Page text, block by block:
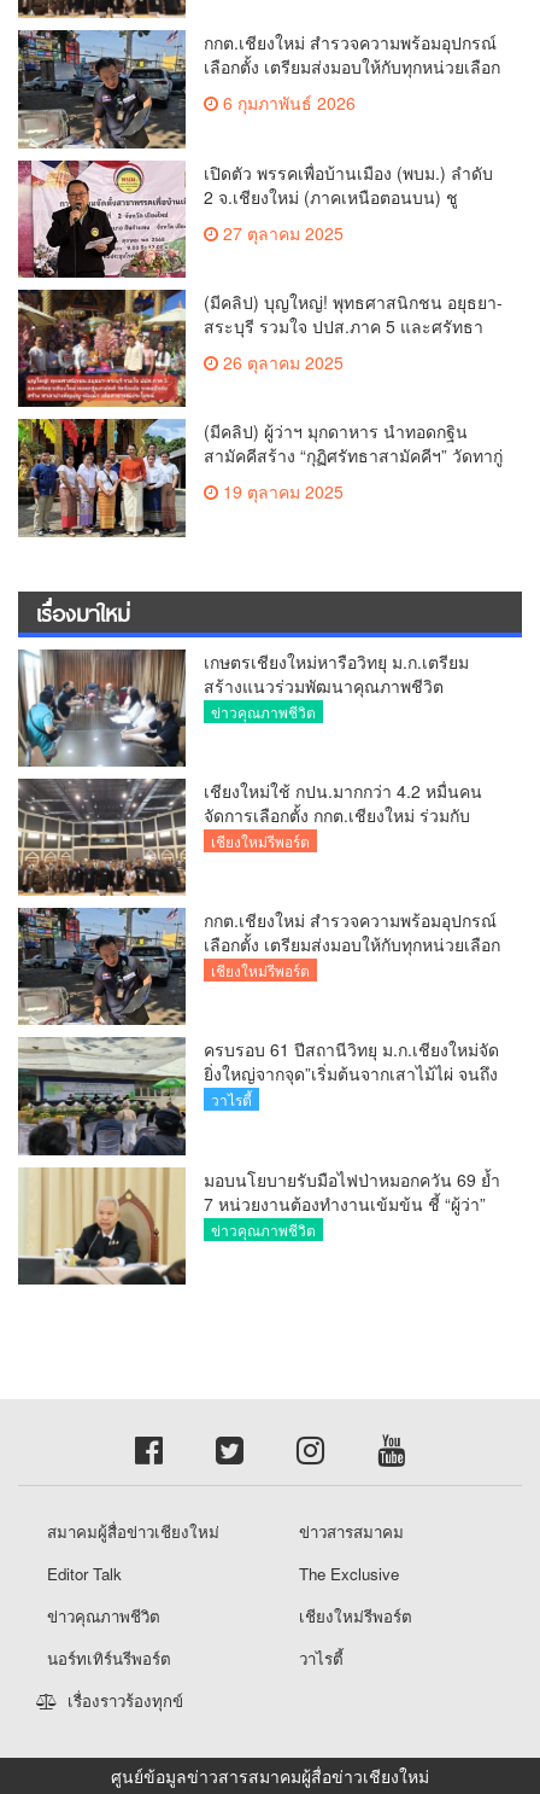
กกต.เชียงใหม่ สำรวจความพร้อมอุปกรณ์
เลือกตั้ง เตรียมส่งมอบให้กับทุกหน่วยเลือก
ตั้งในวันพรุ่งนี้
6 กุมภาพันธ์ 2026
เปิดตัว พรรคเพื่อบ้านเมือง (พบม.) ลำดับ
2 จ.เชียงใหม่ (ภาคเหนือตอนบน) ชู
เกษตรกร สร้างสวัสดิการ-อาชีพที่มั่นคง
เผาทำลายยาเสพติดทิ้งทันทีหากจับได้
27 ตุลาคม 2025
(มีคลิป) บุญใหญ่! พุทธศาสนิกชน อยุธยา-
สระบุรี รวมใจ ปปส.ภาค 5 และศรัทธา
26 ตุลาคม 2025
(มีคลิป) ผู้ว่าฯ มุกดาหาร นำทอดกฐิน
สามัคคีสร้าง “กุฏิศรัทธาสามัคคีฯ” วัดทากู่
แก้วลำพูน ยอดปัจจัย 5 แสนกว่าบาท
19 ตุลาคม 2025
เรื่องมาใหม่
เกษตรเชียงใหม่หารือวิทยุ ม.ก.เตรียม
สร้างแนวร่วมพัฒนาคุณภาพชีวิต
เกษตรกร สื่อสารข้อมูลถูกต้องขับเคลื่อน
ข่าวคุณภาพชีวิต
เชียงใหม่ใช้ กปน.มากกว่า 4.2 หมื่นคน
จัดการเลือกตั้ง กกต.เชียงใหม่ ร่วมกับ
นายอำเภอหางดง ตรวจความเรียบร้อย
เชียงใหม่รีพอร์ต
กกต.เชียงใหม่ สำรวจความพร้อมอุปกรณ์
เลือกตั้ง เตรียมส่งมอบให้กับทุกหน่วยเลือก
ตั้งในวันพรุ่งนี้
เชียงใหม่รีพอร์ต
ครบรอบ 61 ปีสถานีวิทยุ ม.ก.เชียงใหม่จัด
ยิ่งใหญ่จากจุด”เริ่มต้นจากเสาไม้ไผ่ จนถึง
วันที่มี KURplus ในวันนี้”
วาไรตี้
มอบนโยบายรับมือไฟป่าหมอกควัน 69 ย้ำ
7 หน่วยงานต้องทำงานเข้มข้น ชี้ “ผู้ว่า”
คีย์แมนสำคัญทำปัญหาลด
ข่าวคุณภาพชีวิต
สมาคมผู้สื่อข่าวเชียงใหม่
ข่าวสารสมาคม
Editor Talk
The Exclusive
ข่าวคุณภาพชีวิต
เชียงใหม่รีพอร์ต
นอร์ทเทิร์นรีพอร์ต
วาไรตี้
เรื่องราวร้องทุกข์
ศูนย์ข้อมูลข่าวสารสมาคมผู้สื่อข่าวเชียงใหม่